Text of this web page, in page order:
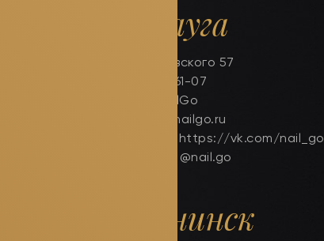
г. Калуга
ул. Достоевского 57
+7(900)571-61-07
магазин NailGo
сайт: www.nailgo.ru
Вконтакте: https://vk.com/nail_go
Инстаграм: @nail.go
г. Обнинск